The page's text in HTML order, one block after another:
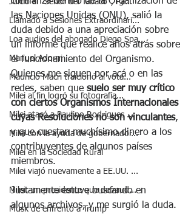
Juicio al "Señor del Tabaco", Pa...
Llamado a Sesiones Extraordinari...
Loa audios del abogado Diego Spa...
Manuel Adorni
Mauricio Macri traicionó al vota...
Milei al fin logró su fotografía...
Milei atacó a Paulino Rodrigues ...
Milei con la ayuda de gobernador...
Milei en la Sociedad Rural
Milei viajó nuevamente a EE.UU. ...
Milei: un presidente que defraud...
Musk de enfrentó a Trump
las Naciones Unidas (ONU), salió la
duda debido a una apreciación sobre
un informe que realicé años atrás sobre
el funcionamiento del Organismo.
Quienes me siguen por acá o en las
redes, saben que suelo ser muy crítico
con ciertos Organismos Internacionales
cuyas Resoluciones no son vinculantes,
y que cuestan muchísimo dinero a los
contribuyentes de algunos países
miembros.
Justamente estuve buscando en
algunos archivos, y me surgió la duda.